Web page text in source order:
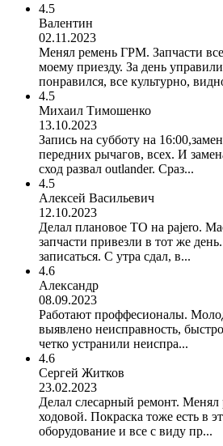
4.5
Валентин
02.11.2023
Менял ремень ГРМ. Запчасти
моему приезду. За день
понравился, все культурно,
4.5
Михаил Тимошенко
13.10.2023
Запись на субботу на
передних рычагов, всех. И
сход развал outlander. Сраз...
4.5
Алексей Васильевич
12.10.2023
Делал плановое ТО на pajero.
запчасти привезли в тот же
записаться. С утра сдал, в...
4.6
Александр
08.09.2023
Работают проффесионалы.
выявлено неисправность,
четко устранили неиспра...
4.6
Сергей Житков
23.02.2023
Делал слесарный ремонт. Менял
ходовой. Покраска тоже есть в
оборудование и все с виду пр...